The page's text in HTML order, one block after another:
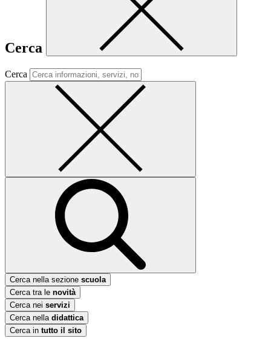
Cerca
Cerca
Cerca nella sezione scuola
Cerca tra le novità
Cerca nei servizi
Cerca nella didattica
Cerca in tutto il sito